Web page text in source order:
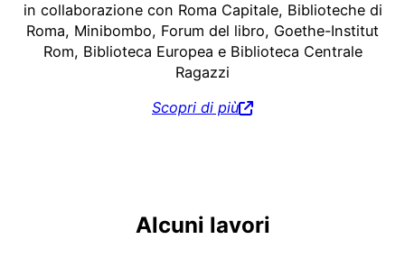
in collaborazione con Roma Capitale, Biblioteche di
Roma, Minibombo, Forum del libro, Goethe-Institut
Rom, Biblioteca Europea e Biblioteca Centrale
Ragazzi
Scopri di più
Alcuni lavori